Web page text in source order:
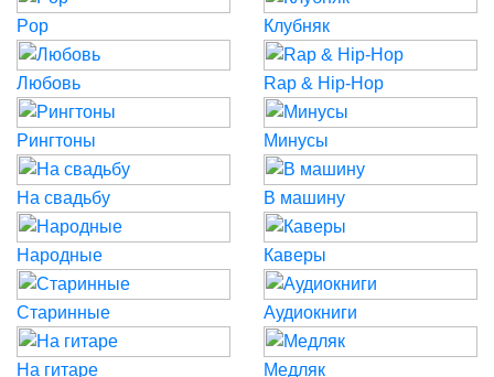
Pop Клубняк
Любовь Rap & Hip-Hop
Рингтоны Минусы
На свадьбу В машину
Народные Каверы
Старинные Аудиокниги
На гитаре Медляк